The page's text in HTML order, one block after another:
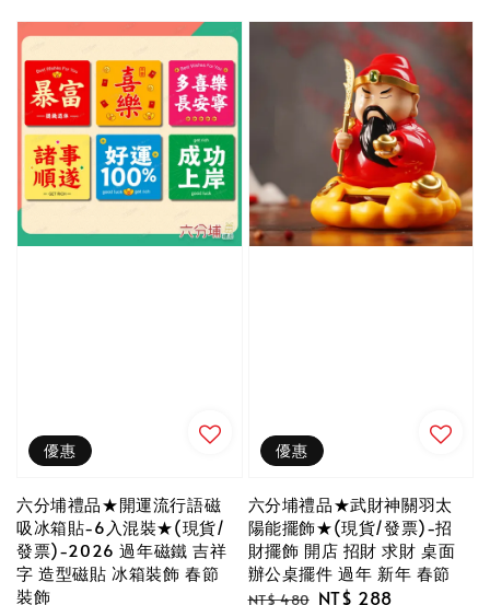
優惠
六分埔禮品★開運流行語磁
吸冰箱貼-6入混裝★(現貨/
發票)-2026 過年磁鐵 吉祥
字 造型磁貼 冰箱裝飾 春節
裝飾
優惠
六分埔禮品★武財神關羽太
陽能擺飾★(現貨/發票)-招
財擺飾 開店 招財 求財 桌面
辦公桌擺件 過年 新年 春節
Regular
NT$ 480 Sale
NT$ 288